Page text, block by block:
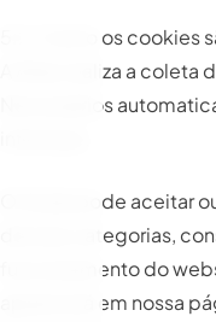
5.2. Como os cookies
A Atlas realiza a
Necessários
O titular pode aceitar
demais categorias,
funcionamento do
aparecerá em nossa